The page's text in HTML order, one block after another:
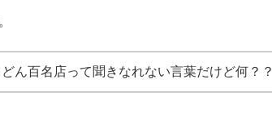
ん百名店って聞きなれない言葉だけど何？？